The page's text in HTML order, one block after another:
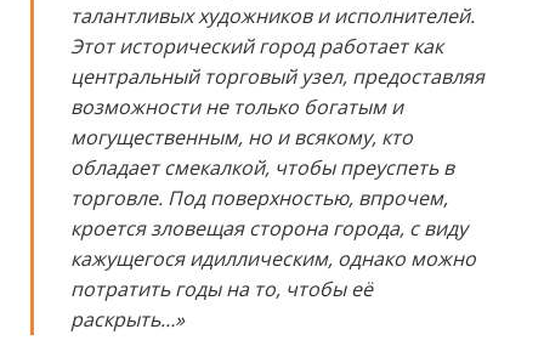
талантливых художников и исполнителей.
Этот исторический город работает как
центральный торговый узел, предоставляя
возможности не только богатым и
могущественным, но и всякому, кто
обладает смекалкой, чтобы преуспеть в
торговле. Под поверхностью, впрочем,
кроется зловещая сторона города, с виду
кажущегося идиллическим, однако можно
потратить годы на то, чтобы её
раскрыть…»